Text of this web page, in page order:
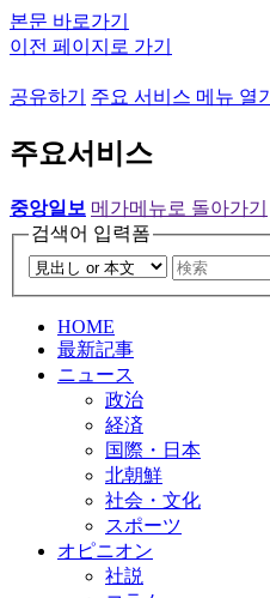
본문 바로가기
이전 페이지로 가기
공유하기 주요 서비스 메뉴 열기
주요서비스
중앙일보 메가메뉴로 돌아가기
검색어 입력폼
HOME
最新記事
ニュース
政治
経済
国際・日本
北朝鮮
社会・文化
スポーツ
オピニオン
社説